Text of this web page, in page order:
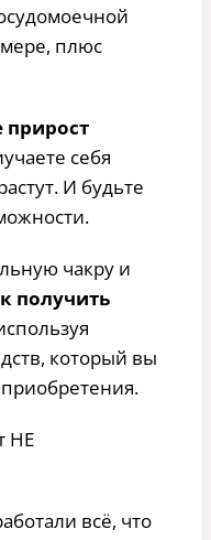
плюс
прирост
себя
И будьте
чакру и
получить
который вы
НЕ
всё, что